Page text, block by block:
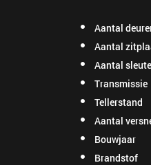
Aantal
Aantal
Aantal
Transmissie
Tellerstand
Aantal
Bouwjaar
Brandstof